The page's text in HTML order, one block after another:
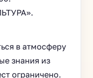
в атмосферу
знания из
ограничено.